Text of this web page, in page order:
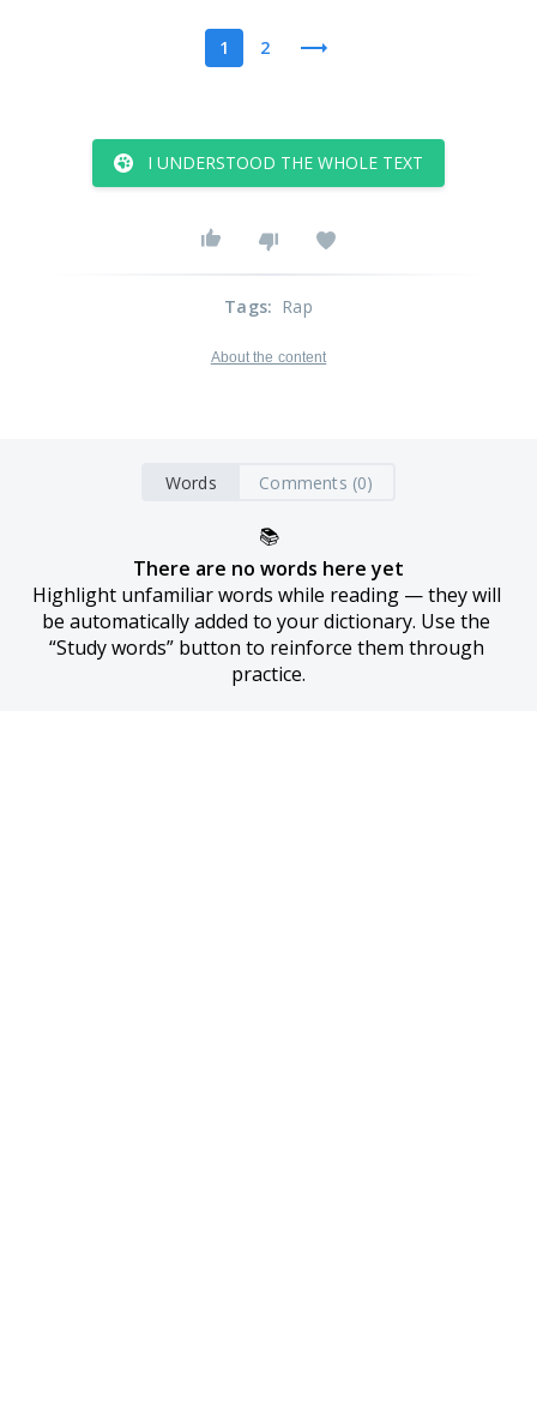
1 2
I UNDERSTOOD THE WHOLE TEXT
Tags: Rap
About the content
Words Comments (0)
📚
There are no words here yet
Highlight unfamiliar words while reading — they will
be automatically added to your dictionary. Use the
“Study words” button to reinforce them through
practice.